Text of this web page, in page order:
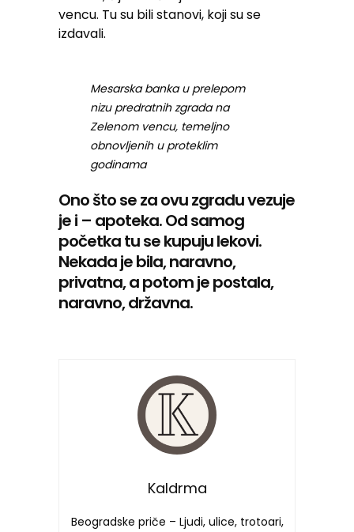
vencu. Tu su bili stanovi, koji su se
izdavali.
Mesarska banka u prelepom
nizu predratnih zgrada na
Zelenom vencu, temeljno
obnovljenih u proteklim
godinama
Ono što se za ovu zgradu vezuje
je i – apoteka. Od samog
početka tu se kupuju lekovi.
Nekada je bila, naravno,
privatna, a potom je postala,
naravno, državna.
Kaldrma
Beogradske priče – Ljudi, ulice, trotoari,